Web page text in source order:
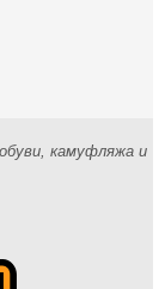
камуфляжа и